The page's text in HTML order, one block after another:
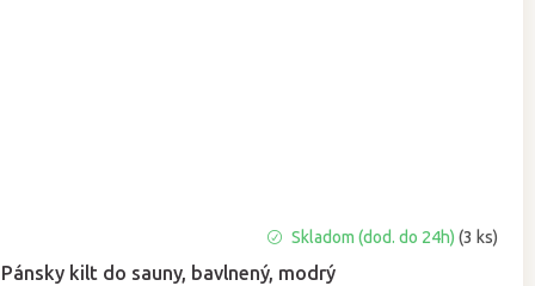
Pánsky kilt do sauny, bavlnený, modrý
Skladom (dod. do 24h) (3 ks)